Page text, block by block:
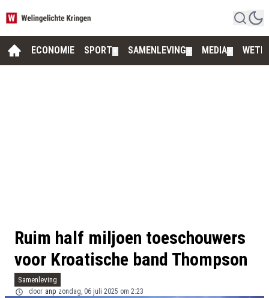
ECONOMIE SPORT SAMENLEVING MEDIA
Ruim half miljoen toeschouwers
voor Kroatische band Thompson
Samenleving
door anp zondag, 06 juli 2025 om 2:23